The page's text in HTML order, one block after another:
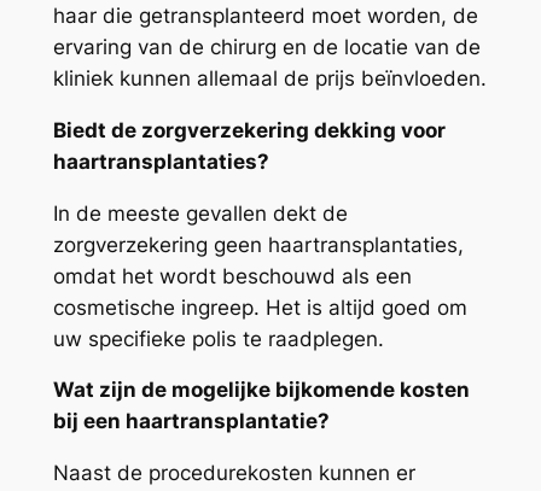
haar die getransplanteerd moet worden, de
ervaring van de chirurg en de locatie van de
kliniek kunnen allemaal de prijs beïnvloeden.
Biedt de zorgverzekering dekking voor
haartransplantaties?
In de meeste gevallen dekt de
zorgverzekering geen haartransplantaties,
omdat het wordt beschouwd als een
cosmetische ingreep. Het is altijd goed om
uw specifieke polis te raadplegen.
Wat zijn de mogelijke bijkomende kosten
bij een haartransplantatie?
Naast de procedurekosten kunnen er